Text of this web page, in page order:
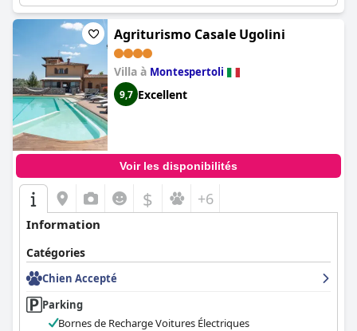
Agriturismo Casale Ugolini
Villa à Montespertoli
9,7 Excellent
Voir les disponibilités
$ +6
Information
Catégories
Chien Accepté
Parking
Bornes de Recharge Voitures Électriques